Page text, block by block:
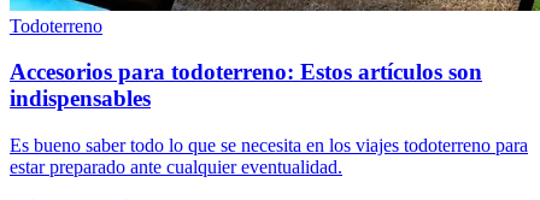
Todoterreno
Accesorios para todoterreno: Estos artículos son
indispensables
Es bueno saber todo lo que se necesita en los viajes todoterreno para
estar preparado ante cualquier eventualidad.